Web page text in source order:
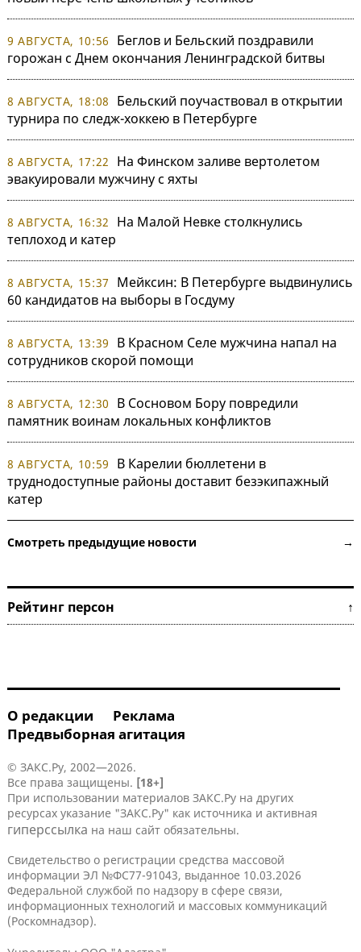
9 АВГУСТА, 10:56
Беглов и Бельский поздравили
горожан с Днем окончания Ленинградской битвы
8 АВГУСТА, 18:08
Бельский поучаствовал в открытии
турнира по следж-хоккею в Петербурге
8 АВГУСТА, 17:22
На Финском заливе вертолетом
эвакуировали мужчину с яхты
8 АВГУСТА, 16:32
На Малой Невке столкнулись
теплоход и катер
8 АВГУСТА, 15:37
Мейксин: В Петербурге выдвинулись
60 кандидатов на выборы в Госдуму
8 АВГУСТА, 13:39
В Красном Селе мужчина напал на
сотрудников скорой помощи
8 АВГУСТА, 12:30
В Сосновом Бору повредили
памятник воинам локальных конфликтов
8 АВГУСТА, 10:59
В Карелии бюллетени в
труднодоступные районы доставит безэкипажный
катер
Смотреть предыдущие новости →
Рейтинг персон ↑
О редакции
Реклама
Предвыборная агитация
© ЗАКС.Ру, 2002—2026.
Все права защищены. [18+]
При использовании материалов ЗАКС.Ру на других
ресурсах указание "ЗАКС.Ру" как источника и активная
гиперссылка на наш сайт обязательны.
Свидетельство о регистрации средства массовой
информации ЭЛ №ФС77-91043, выданное 10.03.2026
Федеральной службой по надзору в сфере связи,
информационных технологий и массовых коммуникаций
(Роскомнадзор).